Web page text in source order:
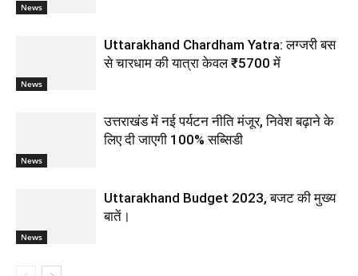
News
News
Uttarakhand Chardham Yatra: लग्जरी बस
से चारधाम की यात्रा केवल ₹5700 में
News
उत्तराखंड में नई पर्यटन नीति मंजूर, निवेश बढ़ाने के
लिए दी जाएगी 100% सब्सिडी
News
Uttarakhand Budget 2023, बजट की मुख्य
बातें।